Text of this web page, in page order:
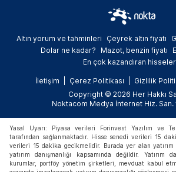
Altın yorum ve tahminleri Çeyrek altın fiyatı
Dolar ne kadar?
Mazot, benzin fiyatı
En çok kazandıran hisseler
İletişim Çerez Politikası Gizlilik
Copyright © 2026 Her Hakkı
Noktacom Medya İnternet Hiz. San.
Yasal Uyarı: Piyasa verileri Forinvest Yazılım ve
tarafından sağlanmaktadır. Hisse senedi verileri 15
verileri 15 dakika gecikmelidir. Burada yer alan
yatırım danışmanlığı kapsamında değildir. Yatırım
kurumlar, portföy yönetim şirketleri, mevduat kabul